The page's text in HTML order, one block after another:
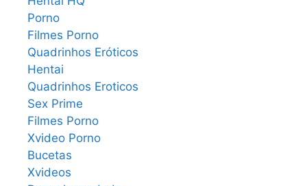
Porno
Filmes Porno
Quadrinhos Eróticos
Hentai
Quadrinhos Eroticos
Sex Prime
Filmes Porno
Xvideo Porno
Bucetas
Xvideos